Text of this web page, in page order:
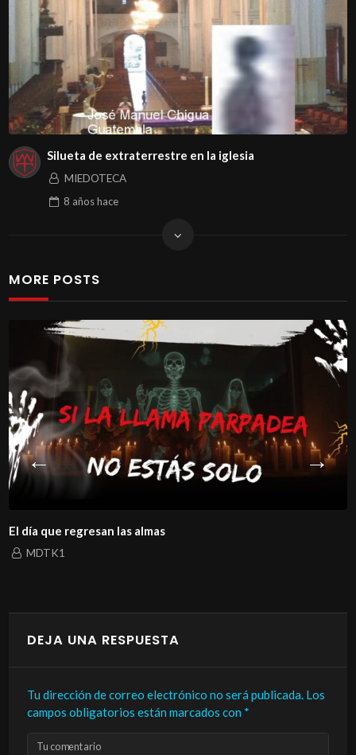
Silueta de extraterrestre en la iglesia
MIEDOTECA
8 añoshace
MORE POSTS
El día que regresan las almas
MDTK1
DEJA UNA RESPUESTA
Tu dirección de correo electrónico no será publicada. Los
campos obligatorios están marcados con *
Tu comentario